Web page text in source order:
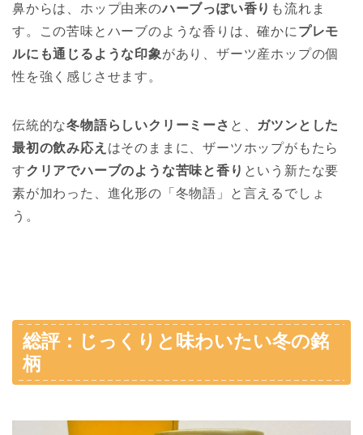
鼻からは、ホップ由来のハーブっぽい香り も流れま
す。この苦味とハーブのような香りは、確かに プレモ
ルにも通じるような印象があり、ザーツ産ホップの個
性を強く感じさせます。
伝統的な冬物語らしいクリーミーさ と、 ガツンとした
最初の飲み応え はそのままに、ザーツホップがもたら
すクリアでハーブのような苦味と香り という新たな要
素が加わった、進化形の「冬物語」と言えるでしょ
う。
総評：じっくりと味わいたい冬の銘
柄